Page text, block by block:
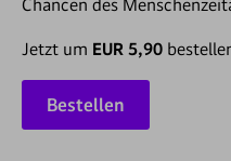
Chancen des
Jetzt um EUR 5,90
Bestellen